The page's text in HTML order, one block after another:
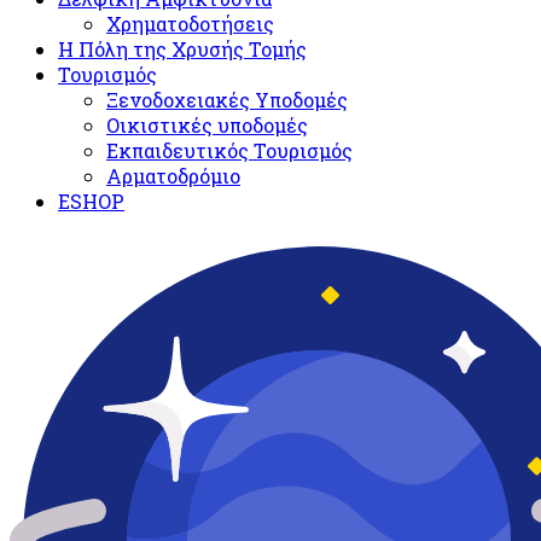
Χρηματοδοτήσεις
Η Πόλη της Χρυσής Τομής
Τουρισμός
Ξενοδοχειακές Υποδομές​
Oικιστικές υποδομές
Εκπαιδευτικός Τουρισμός
Αρματοδρόμιο
ESHOP